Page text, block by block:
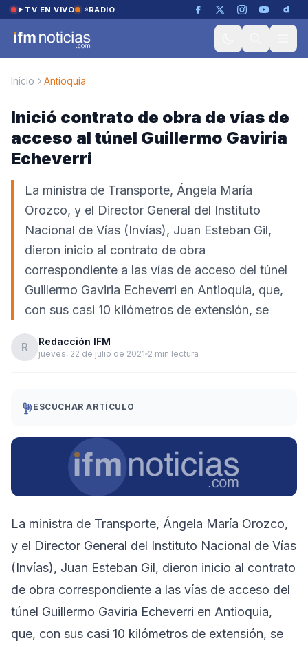
Saltar al contenido
TV EN VIVO RADIO
Inicio Antioquia
Inició contrato de obra de vías de
acceso al túnel Guillermo Gaviria
Echeverri
La ministra de Transporte, Ángela María
Orozco, y el Director General del Instituto
Nacional de Vías (Invías), Juan Esteban Gil,
dieron inicio al contrato de obra
correspondiente a las vías de acceso del túnel
Guillermo Gaviria Echeverri en Antioquia, que,
con sus casi 10 kilómetros de extensión, se
R Redacción IFM
jueves, 22 de julio de 2021 2 min lectura
ESCUCHAR ARTÍCULO
La ministra de Transporte, Ángela María Orozco,
y el Director General del Instituto Nacional de Vías
(Invías), Juan Esteban Gil, dieron inicio al contrato
de obra correspondiente a las vías de acceso del
túnel Guillermo Gaviria Echeverri en Antioquia,
que, con sus casi 10 kilómetros de extensión, se